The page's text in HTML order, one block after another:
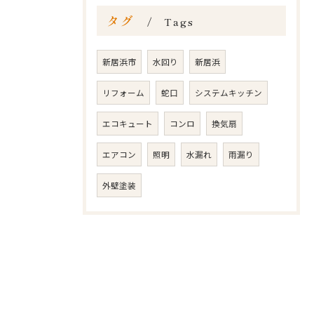
タグ Tags
新居浜市 水回り 新居浜
リフォーム 蛇口 システムキッチン
エコキュート コンロ 換気扇
エアコン 照明 水漏れ 雨漏り
外壁塗装